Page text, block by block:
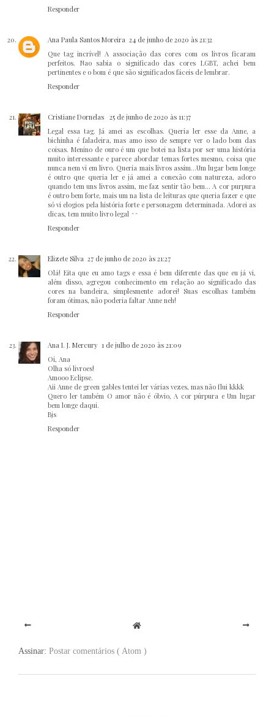
Responder
Ana Paula Santos Moreira 24 de junho de 2020 às 21:32
Que tag incrível! A associação das cores com os livros ficaram
perfeitos. Nao sabia o significado das cores LGBT, achei bem
pertinentes e o bom é que são significados fáceis de lembrar.
Responder
Cristiane Dornelas 25 de junho de 2020 às 11:37
Legal essa tag. Já amei as escolhas. Queria ler esse da Anne, a
bichinha é faladeira, mas amo isso de sempre ver o lado bom das
coisas. Menino de ouro é um que botei na lista por ser uma história
muito interessante e parece abordar temas fortes mesmo, coisa que
nunca nem vi em livro. Queria mais livros assim...Um lugar bem longe
é outro que queria ler e já amei a conexão com natureza, adoro
quando tem uns livros assim, me faz sentir tão bem... A cor purpura
é outro bem forte, mais um na lista de leituras que queria fazer e que
só vi elogios pela história forte e personagem determinada. Adorei as
dicas, tem muito livro legal ^^
Responder
Elizete Silva 27 de junho de 2020 às 21:27
Olá! Eita que eu amo tags e essa é bem diferente das que eu já vi,
além disso, agregou conhecimento em relação ao significado das
cores na bandeira, simplesmente adorei! Suas escolhas também
foram ótimas, não poderia faltar Anne neh!
Responder
Ana I. J. Mercury 1 de julho de 2020 às 21:09
Oi, Ana
Olha só livroes!
Amooo Eclipse.
Aii Anne de green gables tentei ler várias vezes, mas não flui kkkk
Quero ler também O amor não é óbvio, A cor púrpura e Um lugar
bem longe daqui.
Bjs
Responder
Assinar: Postar comentários ( Atom )